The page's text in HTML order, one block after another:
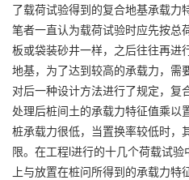
了载荷试验得到的复合地基承载力
笔者一直认为载荷试验时应先按总
板或袋装砂井一样，之后往往再进
地基，为了达到较高的承载力，需
对后一种设计方法进行了规定，复
处理后桩间土的承载力特征值乘以
桩承载力很低，当置换率较低时，
限。在工程l进行的十几个荷载试
上与放置在桩问所得到的承载力